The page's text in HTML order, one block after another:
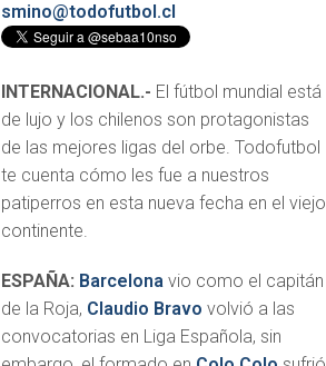
smino@todofutbol.cl
INTERNACIONAL.- El fútbol mundial está
de lujo y los chilenos son protagonistas
de las mejores ligas del orbe. Todofutbol
te cuenta cómo les fue a nuestros
patiperros en esta nueva fecha en el viejo
continente.
ESPAÑA: Barcelona vio como el capitán
de la Roja, Claudio Bravo volvió a las
convocatorias en Liga Española, sin